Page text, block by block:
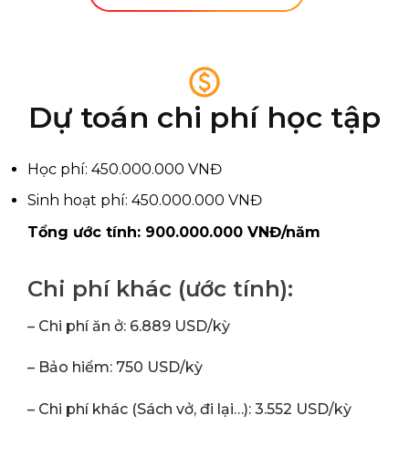
Dự toán chi phí học tập
Học phí: 450.000.000 VNĐ
Sinh hoạt phí: 450.000.000 VNĐ
Tổng ước tính: 900.000.000 VNĐ/năm
Chi phí khác (ước tính):
– Chi phí ăn ở: 6.889 USD/kỳ
– Bảo hiểm: 750 USD/kỳ
– Chi phí khác (Sách vở, đi lại…): 3.552 USD/kỳ